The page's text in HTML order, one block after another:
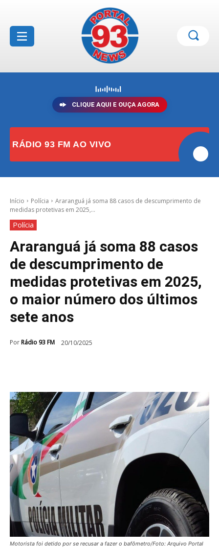
CLIQUE AQUI E OUÇA AGORA
RÁDIO 93 FM AO VIVO
Início Polícia
Araranguá já soma 88 casos de descumprimento de
medidas protetivas em 2025,...
Polícia
Araranguá já soma 88 casos
de descumprimento de
medidas protetivas em 2025,
o maior número dos últimos
sete anos
PorRádio 93 FM 20/10/2025
Motorista foi detido por se recusar a fazer o bafômetro/Foto: Arquivo Portal